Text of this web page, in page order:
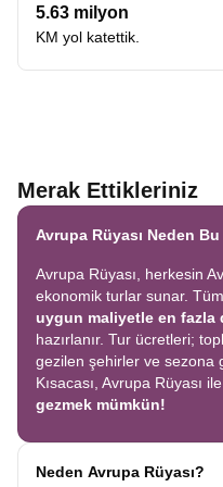
aklınızda buna ne kadar
büyüsü olsun istiyoruz.
prensip meselesidir.
Uygun Fiyatlı İspanya Turu
ve Bilim Şehri’nin fütüristik
atmosferini tek bir rotada,
sunabilmektir.
Bu tur, zamanı ve nakdi en
Bireysel olarak organize
lojistik zorlukları ve yüksek
Profesyonel rehberlerimiz
sokaklarında kaybolmadan,
geçireceğiniz,en uygun
deneyim zengini bir program
Ekonomik İspanya Turları
Ekonomi, sadece düşük fiyat
tam anlamıyla alabilmektir.
adı altında sunulan pek çok
maliyetlerle
5.63 milyon
KM yol katettik.
Merak Ettikleriniz
Avrupa Rüyası Neden
Avrupa Rüyası, herkesin
ekonomik turlar sunar. Tüm
uygun maliyetle en fazla
hazırlanır. Tur ücretleri;
gezilen şehirler ve sezona
Kısacası, Avrupa Rüyası ile
gezmek mümkün!
Neden Avrupa Rüyası?